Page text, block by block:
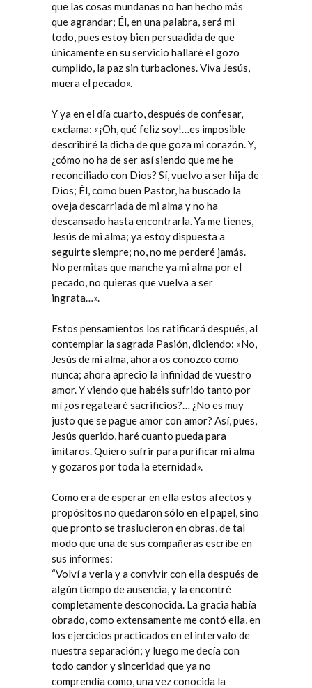
que las cosas mundanas no han hecho más
que agrandar; Él, en una palabra, será mi
todo, pues estoy bien persuadida de que
únicamente en su servicio hallaré el gozo
cumplido, la paz sin turbaciones. Viva Jesús,
muera el pecado».
Y ya en el día cuarto, después de confesar,
exclama: «¡Oh, qué feliz soy!…es imposible
describiré la dicha de que goza mi corazón. Y,
¿cómo no ha de ser así siendo que me he
reconciliado con Dios? Sí, vuelvo a ser hija de
Dios; Él, como buen Pastor, ha buscado la
oveja descarriada de mi alma y no ha
descansado hasta encontrarla. Ya me tienes,
Jesús de mi alma; ya estoy dispuesta a
seguirte siempre; no, no me perderé jamás.
No permitas que manche ya mi alma por el
pecado, no quieras que vuelva a ser
ingrata…».
Estos pensamientos los ratificará después, al
contemplar la sagrada Pasión, diciendo: «No,
Jesús de mi alma, ahora os conozco como
nunca; ahora aprecio la infinidad de vuestro
amor. Y viendo que habéis sufrido tanto por
mí ¿os regatearé sacrificios?… ¿No es muy
justo que se pague amor con amor? Así, pues,
Jesús querido, haré cuanto pueda para
imitaros. Quiero sufrir para purificar mi alma
y gozaros por toda la eternidad».
Como era de esperar en ella estos afectos y
propósitos no quedaron sólo en el papel, sino
que pronto se traslucieron en obras, de tal
modo que una de sus compañeras escribe en
sus informes:
“Volví a verla y a convivir con ella después de
algún tiempo de ausencia, y la encontré
completamente desconocida. La gracia había
obrado, como extensamente me contó ella, en
los ejercicios practicados en el intervalo de
nuestra separación; y luego me decía con
todo candor y sinceridad que ya no
comprendía como, una vez conocida la